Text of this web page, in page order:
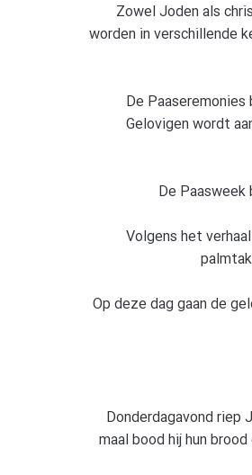
Zowel Joden als
worden in verschillende
De
Gelovigen wordt
De
Volgens het
Op deze dag gaan de
Donderdagavond
maal bood hij hun